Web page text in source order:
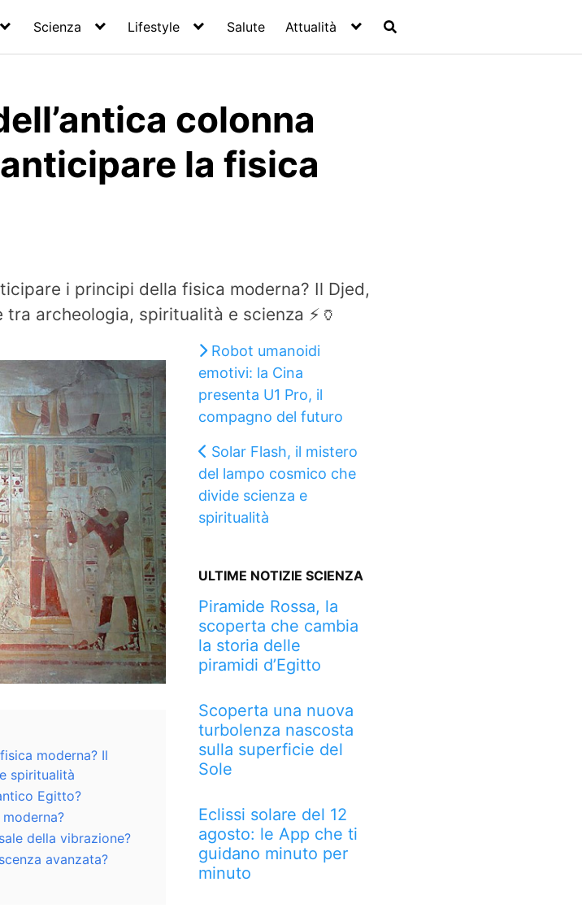
Scienza Lifestyle Salute Attualità
colonna
la fisica
i principi della fisica moderna? Il Djed,
archeologia, spiritualità e scienza ⚡🏺
moderna? Il
spiritualità
Egitto?
della vibrazione?
avanzata?
Robot umanoidi
emotivi: la Cina
presenta U1 Pro, il
compagno del futuro
Solar Flash, il mistero
del lampo cosmico che
divide scienza e
spiritualità
ULTIME NOTIZIE SCIENZA
Piramide Rossa, la
scoperta che cambia
la storia delle
piramidi d’Egitto
Scoperta una nuova
turbolenza nascosta
sulla superficie del
Sole
Eclissi solare del 12
agosto: le App che ti
guidano minuto per
minuto